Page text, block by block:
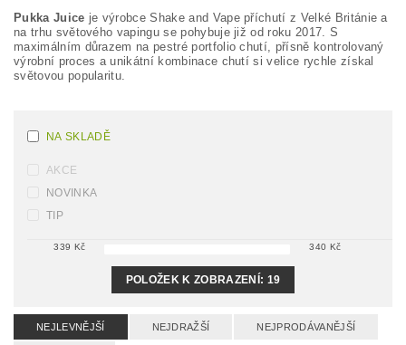
Pukka Juice je výrobce Shake and Vape příchutí z Velké Británie a
na trhu světového vapingu se pohybuje již od roku 2017. S
maximálním důrazem na pestré portfolio chutí, přísně kontrolovaný
výrobní proces a unikátní kombinace chutí si velice rychle získal
světovou popularitu.
NA SKLADĚ
AKCE
NOVINKA
TIP
339 Kč 340 Kč
POLOŽEK K ZOBRAZENÍ: 19
NEJLEVNĚJŠÍ NEJDRAŽŠÍ NEJPRODÁVANĚJŠÍ